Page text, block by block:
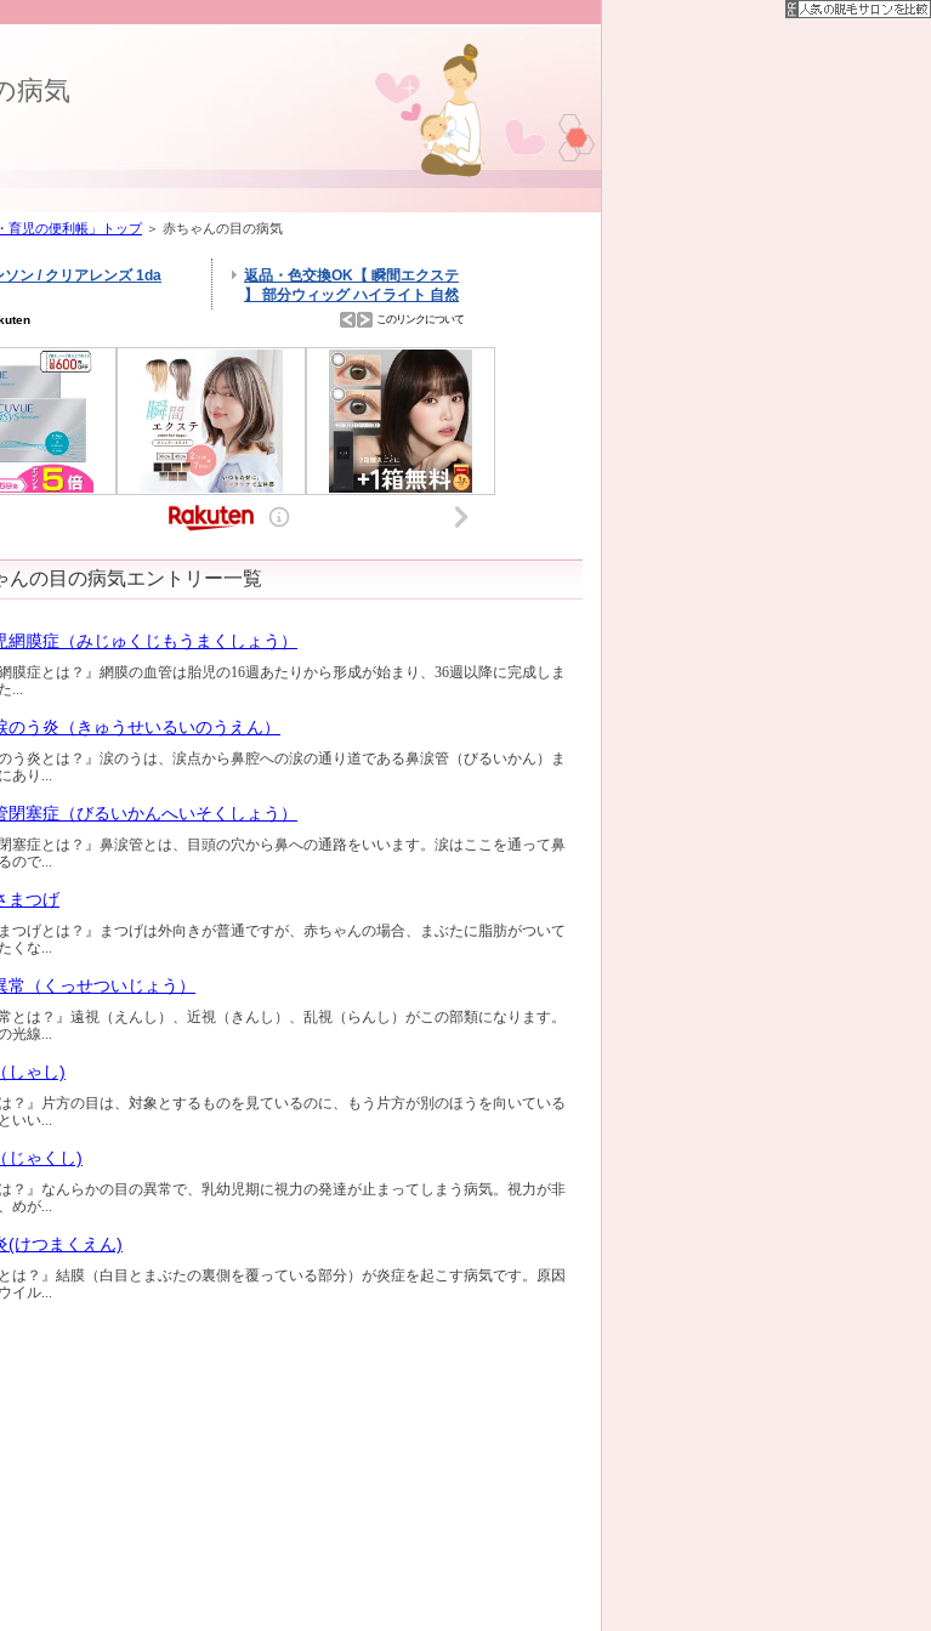
病気
育児の便利帳」トップ＞ 赤ちゃんの目の病気
んの目の病気エントリー一覧
網膜症（みじゅくじもうまくしょう）
網膜症とは？』網膜の血管は胎児の16週あたりから形成が始まり、36週以降に完成しま
...
のう炎（きゅうせいるいのうえん）
のう炎とは？』涙のうは、涙点から鼻腔への涙の通り道である鼻涙管（びるいかん）ま
あり...
閉塞症（びるいかんへいそくしょう）
閉塞症とは？』鼻涙管とは、目頭の穴から鼻への通路をいいます。涙はここを通って鼻
ので...
まつげ
まつげとは？』まつげは外向きが普通ですが、赤ちゃんの場合、まぶたに脂肪がついて
くな...
常（くっせついじょう）
常とは？』遠視（えんし）、近視（きんし）、乱視（らんし）がこの部類になります。
光線...
しゃし)
は？』片方の目は、対象とするものを見ているのに、もう片方が別のほうを向いている
いい...
じゃくし)
は？』なんらかの目の異常で、乳幼児期に視力の発達が止まってしまう病気。視力が非
めが...
(けつまくえん)
とは？』結膜（白目とまぶたの裏側を覆っている部分）が炎症を起こす病気です。原因
イル...